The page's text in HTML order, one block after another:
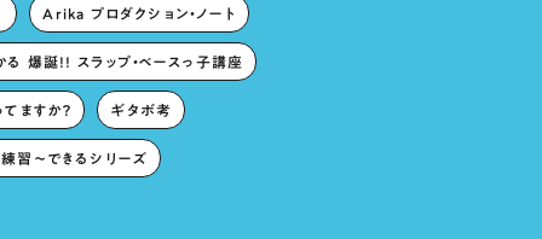
Arika プロダクション・ノート
る 爆誕!! スラップ・ベースっ子講座
ますか？ ギタボ考
習〜できるシリーズ